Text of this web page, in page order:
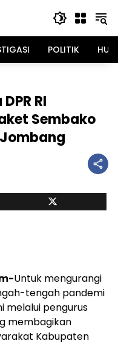
POLITIK
RI
Sembako
Untuk mengurangi
tengah pandemi
melalui pengurus
membagikan
Kabupaten